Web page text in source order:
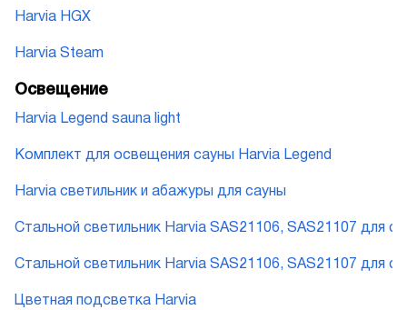
Harvia HGX
Harvia Steam
Освещение
Harvia Legend sauna light
Комплект для освещения сауны Harvia Legend
Harvia cветильник и абажуры для сауны
Стальной светильник Harvia SAS21106, SAS21107 для
Стальной светильник Harvia SAS21106, SAS21107 для
Цветная подсветка Harvia